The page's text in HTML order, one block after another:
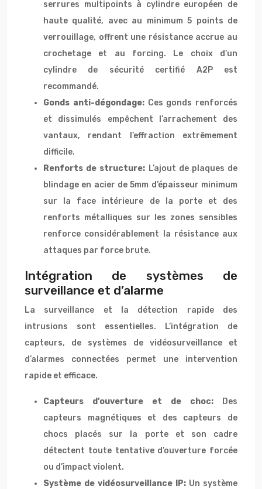
serrures multipoints à cylindre européen de
haute qualité, avec au minimum 5 points de
verrouillage, offrent une résistance accrue au
crochetage et au forcing. Le choix d’un
cylindre de sécurité certifié A2P est
recommandé.
Gonds anti-dégondage: Ces gonds renforcés
et dissimulés empêchent l’arrachement des
vantaux, rendant l’effraction extrêmement
difficile.
Renforts de structure: L’ajout de plaques de
blindage en acier de 5mm d’épaisseur minimum
sur la face intérieure de la porte et des
renforts métalliques sur les zones sensibles
renforce considérablement la résistance aux
attaques par force brute.
Intégration de systèmes de
surveillance et d’alarme
La surveillance et la détection rapide des
intrusions sont essentielles. L’intégration de
capteurs, de systèmes de vidéosurveillance et
d’alarmes connectées permet une intervention
rapide et efficace.
Capteurs d’ouverture et de choc:
Des
capteurs magnétiques et des capteurs de
chocs placés sur la porte et son cadre
détectent toute tentative d’ouverture forcée
ou d’impact violent.
Système de vidéosurveillance IP: Un système